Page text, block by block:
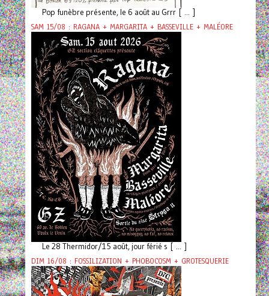
Pop funèbre présente, le 6 août au Grrr [ ... ]
SAM 15/08 : RAGANA + MARGARITA + BASSEVILLE + MALÉORE
Le 28 Thermidor/15 août, jour férié s [ ... ]
DIM 16/08 : FOSSILIZATION + PHOBOCOSM + GROTESQUERIE